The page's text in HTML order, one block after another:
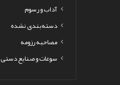
آداب و رسوم
دسته‌بندی نشده
مصاحبه رزومه
سوغات و صنایع دستی